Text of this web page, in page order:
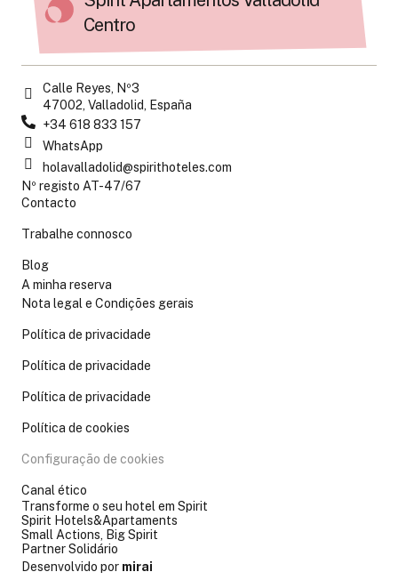
Centro
Calle Reyes, Nº3
47002, Valladolid, España
+34 618 833 157
WhatsApp
holavalladolid@spirithoteles.com
Nº registo AT-47/67
Contacto
Trabalhe connosco
Blog
A minha reserva
Nota legal e Condições gerais
Política de privacidade
Política de privacidade
Política de privacidade
Política de cookies
Configuração de cookies
Canal ético
Transforme o seu hotel em Spirit
Spirit Hotels&Apartaments
Small Actions, Big Spirit
Partner Solidário
Desenvolvido por mirai